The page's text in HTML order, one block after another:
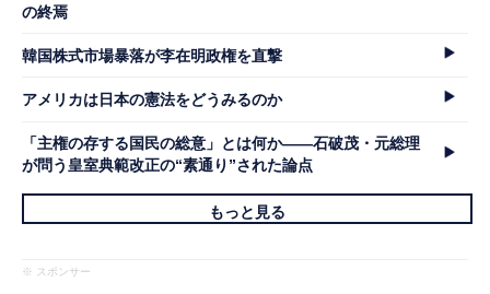
の終焉
韓国株式市場暴落が李在明政権を直撃
アメリカは日本の憲法をどうみるのか
「主権の存する国民の総意」とは何か――石破茂・元総理
が問う皇室典範改正の“素通り”された論点
もっと見る
※ スポンサー